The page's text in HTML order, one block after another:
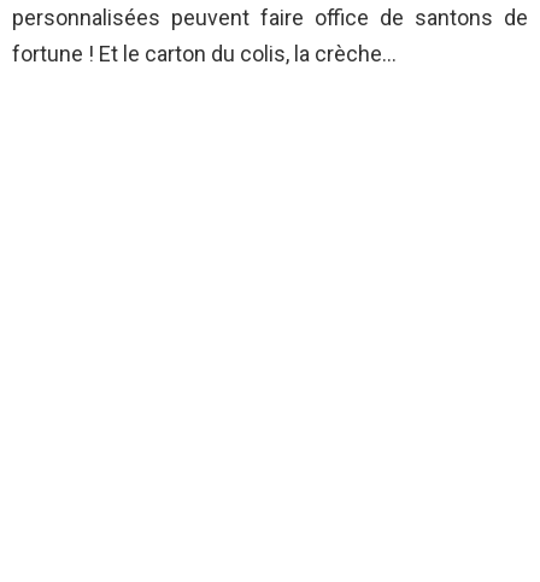
personnalisées peuvent faire office de santons de
fortune ! Et le carton du colis, la crèche…